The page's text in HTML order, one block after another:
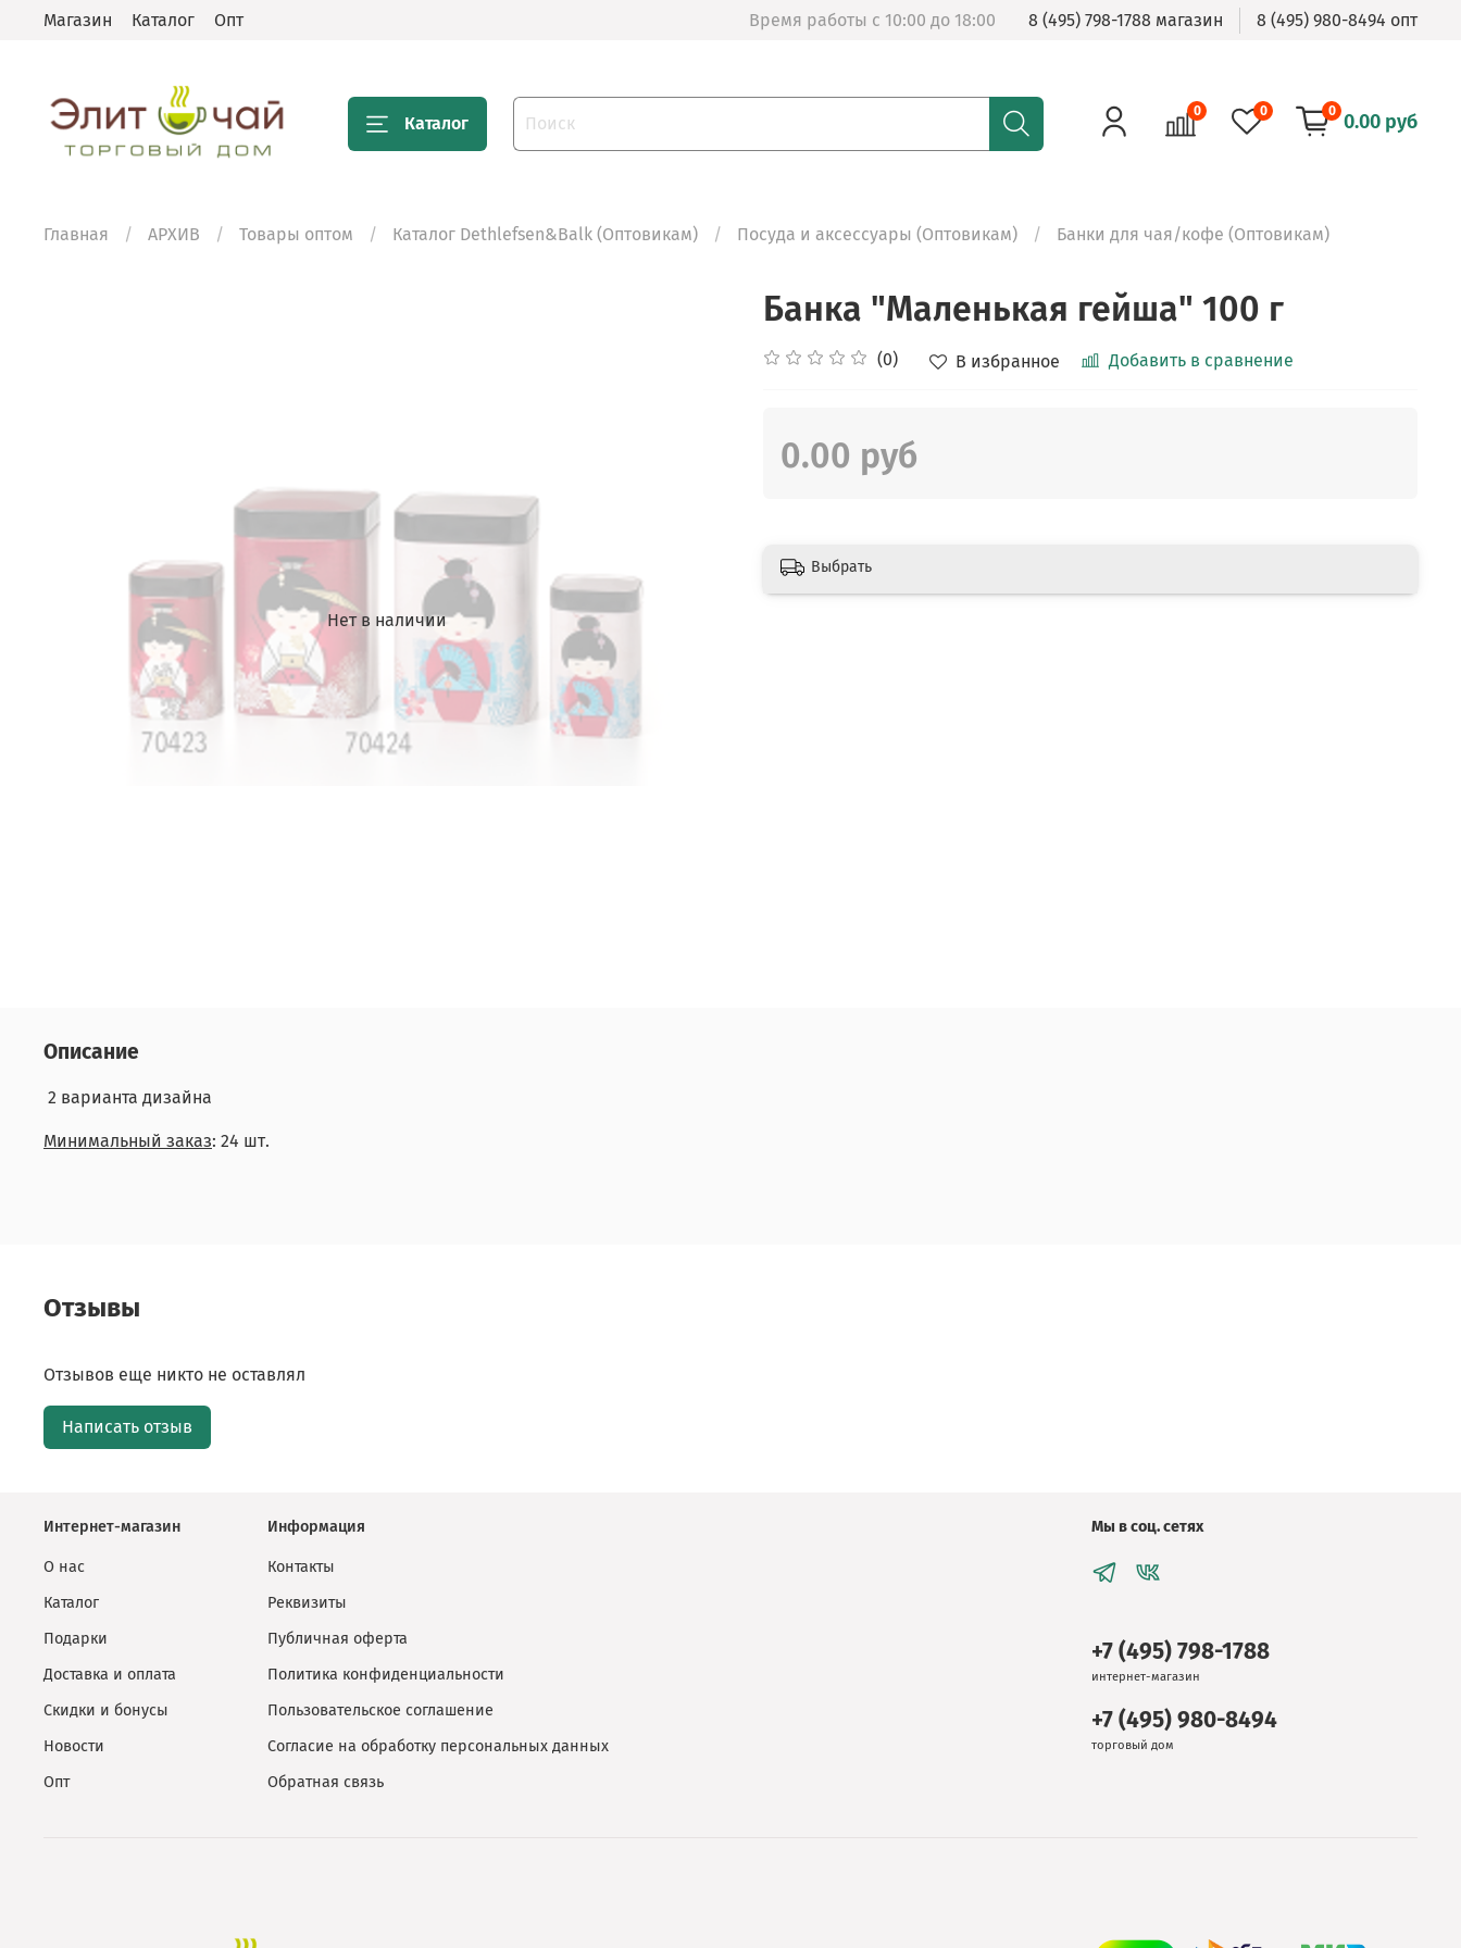
Магазин Каталог Опт Время работы с 10:00 до 18:00 8 (495) 798-1788 магазин 8 (495) 980-8494 опт
Каталог
0 0 0 0.00 руб
Главная АРХИВ Товары оптом Каталог Dethlefsen&Balk (Оптовикам) Посуда и аксессуары (Оптовикам) Банки для чая/кофе (Оптовикам)
Нет в наличии
Банка "Маленькая гейша" 100 г
(0) В избранное Добавить в сравнение
0.00 руб
Выбрать
Описание
2 варианта дизайна
Минимальный заказ: 24 шт.
Отзывы
Отзывов еще никто не оставлял
Написать отзыв
Интернет-магазин
О нас
Каталог
Подарки
Доставка и оплата
Скидки и бонусы
Новости
Опт
Информация
Контакты
Реквизиты
Публичная оферта
Политика конфиденциальности
Пользовательское соглашение
Согласие на обработку персональных данных
Обратная связь
Мы в соц. сетях
+7 (495) 798-1788
интернет-магазин
+7 (495) 980-8494
торговый дом